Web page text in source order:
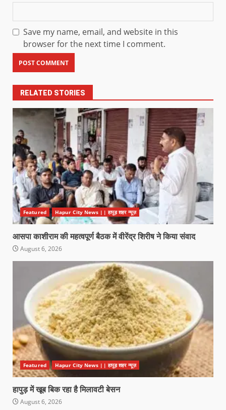
Save my name, email, and website in this
browser for the next time I comment.
RELATED STORIES
Featured Hapur City News || हापुड़ शहर न्यूज़
आसपा काशीराम की महत्वपूर्ण बैठक में वीरेंद्र शिरीष ने किया संवाद
August 6, 2026
Featured Hapur City News || हापुड़ शहर न्यूज़
हापुड़ में खूब बिक रहा है मिलावटी बेसन
August 6, 2026